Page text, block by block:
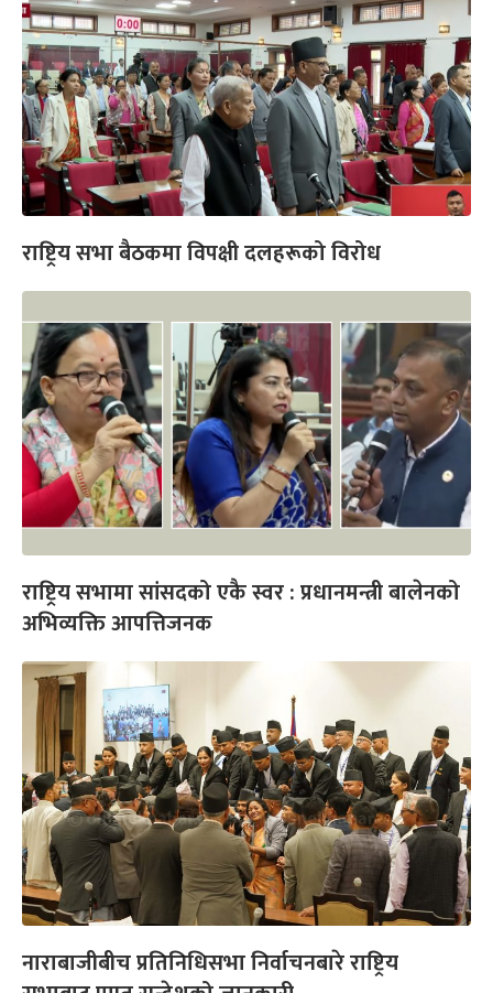
राष्ट्रिय सभा बैठकमा विपक्षी दलहरूको विरोध
राष्ट्रिय सभामा सांसदको एकै स्वर : प्रधानमन्त्री बालेनको
अभिव्यक्ति आपत्तिजनक
नाराबाजीबीच प्रतिनिधिसभा निर्वाचनबारे राष्ट्रिय